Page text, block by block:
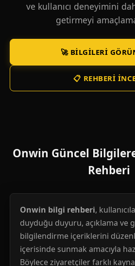
ve kullanıcı deneyimini
getirmeyi
🚀 BILGILERI
📋 REHBERI
Onwin Güncel Bilgilere
Rehberi
Onwin bilgi rehberi,
duyduğu duyuru, açıklama ve
bilgilendirme içeriklerini
içerisinde sunmak amacıyla
Böylece ziyaretçiler farklı